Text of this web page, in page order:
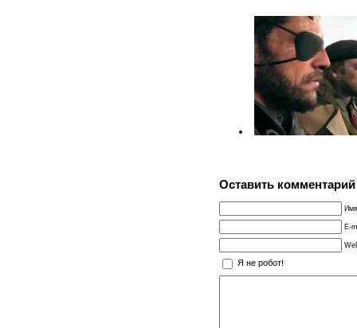
Оставить комментарий
E-
Я не робот!